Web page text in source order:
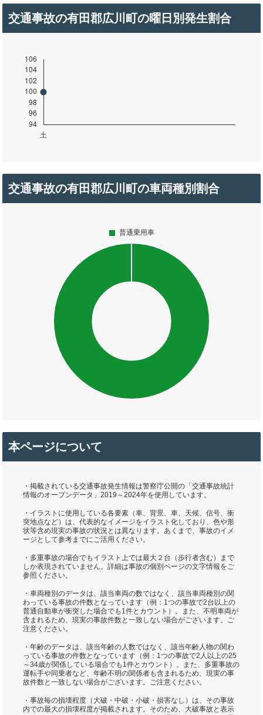
交通事故の有田郡広川町の曜日別発生割合
交通事故の有田郡広川町の車両種別割合
本ページについて
・掲載されている交通事故発生情報は警察庁公開の「交通事故統計
情報のオープンデータ」2019～2024年を使用しています。
・イラストに使用している各要素（車、背景、車、天候、信号、衝
突地点など）は、代表的なイメージをイラスト化しており、色や形
状等含め現実の事故の状況とは異なります。あくまで、事故のイメ
ージとして参考までにご活用ください。
・多重事故の場合でもイラスト上では最大２台（歩行者含む）まで
しか表現されていません。詳細は事故の個別ページの文字情報をご
参照ください。
・車両種別のデータは、該当車両の数ではなく、該当車両種別の関
わっている事故の件数となっています（例：1つの事故で2台以上の
普通自動車が衝突した場合でも1件とカウント）。また、不明車両が
含まれるため、現実の事故件数と一致しない場合がございます。ご
注意ください。
・年齢のデータは、該当年齢の人数ではなく、該当年齢人物の関わ
っている事故の件数となっています（例：1つの事故で2人以上の25
～34歳が関係している場合でも1件とカウント）。また、多重事故の
運転手や同乗者など、年齢不明の関係者も含まれるため、現実の事
故件数と一致しない場合がございます。ご注意ください。
・事故毎の損壊程度（大破・中破・小破・損害なし）は、その事故
内での最大の損壊程度が掲載されます。そのため、大破事故と表示